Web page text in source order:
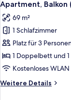
Fotos
für
Apartment,
Balkon
(Strandidyll)
anzeigen
8
Apartment, Balkon
69 m²
1 Schlafzimmer
Platz für 3
1 Doppelbett und
Kostenloses WLAN
Weitere Details
Weitere